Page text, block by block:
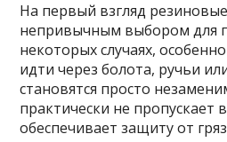
На первый взгляд
непривычным выбором для
некоторых случаях,
идти через болота, ручьи
становятся просто
практически не пропускает
обеспечивает защиту от